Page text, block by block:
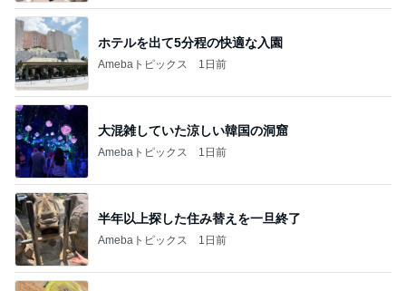
ホテルを出て5分程の快適な入園
Amebaトピックス 1日前
大混雑していた涼しい韓国の洞窟
Amebaトピックス 1日前
半年以上探した住み替えを一旦終了
Amebaトピックス 1日前